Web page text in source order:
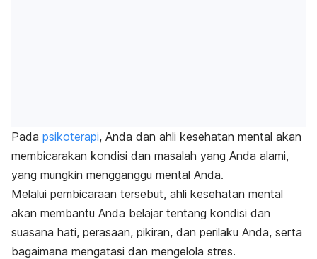
Pada psikoterapi, Anda dan ahli kesehatan mental akan
membicarakan kondisi dan masalah yang Anda alami,
yang mungkin mengganggu mental Anda.
Melalui pembicaraan tersebut, ahli kesehatan mental
akan membantu Anda belajar tentang kondisi dan
suasana hati, perasaan, pikiran, dan perilaku Anda, serta
bagaimana mengatasi dan mengelola stres.